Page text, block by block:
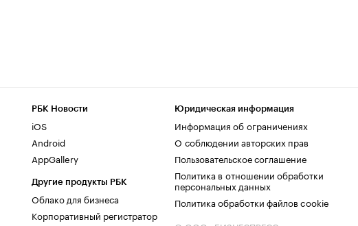
РБК Новости
iOS
Android
AppGallery
Другие продукты РБК
Облако для бизнеса
Корпоративный регистратор
Юридическая информация
Информация об ограничениях
О соблюдении авторских прав
Пользовательское соглашение
Политика в отношении обработки
персональных данных
Политика обработки файлов cookie